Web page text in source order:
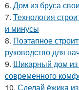
6. Дом из бруса
7. Технология
и минусы
8. Поэтапное
руководство для
9. Шикарный дом из
современного
10. Сделай ёжика